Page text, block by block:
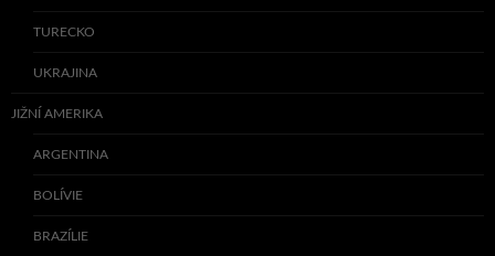
TURECKO
UKRAJINA
JIŽNÍ AMERIKA
ARGENTINA
BOLÍVIE
BRAZÍLIE